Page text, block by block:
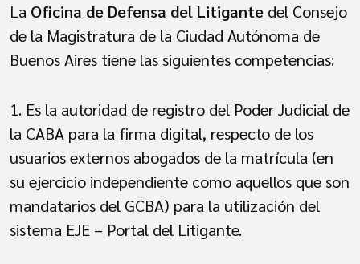
La Oficina de Defensa del Litigante del Consejo
de la Magistratura de la Ciudad Autónoma de
Buenos Aires tiene las siguientes competencias:
1. Es la autoridad de registro del Poder Judicial de
la CABA para la firma digital, respecto de los
usuarios externos abogados de la matrícula (en
su ejercicio independiente como aquellos que son
mandatarios del GCBA) para la utilización del
sistema EJE – Portal del Litigante.